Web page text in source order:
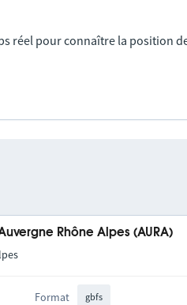
réel pour connaître la position
Rhône Alpes (AURA)
Format gbfs